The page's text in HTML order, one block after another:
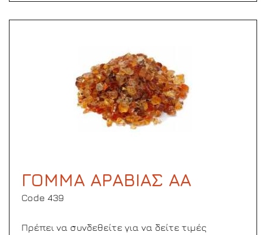
ΓΟΜΜΑ ΑΡΑΒΙΑΣ ΑΑ
Code 439
Πρέπει να συνδεθείτε για να δείτε τιμές